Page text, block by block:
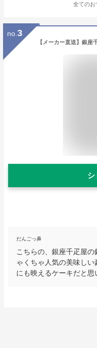
全てのお
no. 3
シ
だんごっ鼻
こちらの、銀座千疋屋
ゃくちゃ人気の美味し
にも映えるケーキだと思